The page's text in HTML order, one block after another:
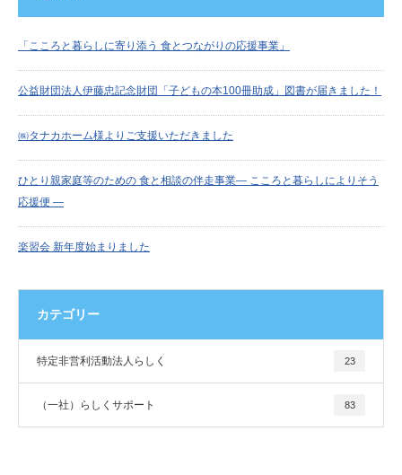
「こころと暮らしに寄り添う 食とつながりの応援事業」
公益財団法人伊藤忠記念財団「子どもの本100冊助成」図書が届きました！
㈱タナカホーム様よりご支援いただきました
ひとり親家庭等のための 食と相談の伴走事業― こころと暮らしによりそう
応援便 ―
楽習会 新年度始まりました
カテゴリー
特定非営利活動法人らしく 23
（一社）らしくサポート 83